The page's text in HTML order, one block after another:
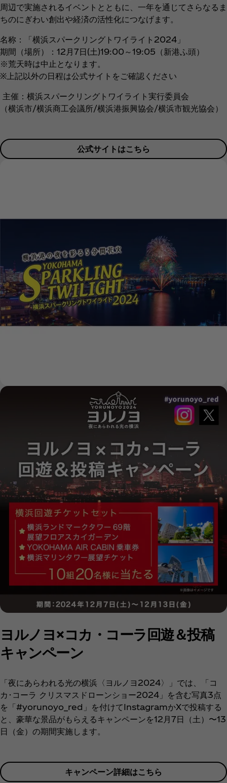
周辺で実施されるイベントとともに、一年を通じてさらなるま
ちのにぎわい創出や経済の活性化につなげます。
名称：「横浜スパークリングトワイライト2024」
期間（場所）：12月7日(土)19:00～19:05（新港ふ頭）
※荒天時は中止となります。
※上記以外の日程は公式サイトをご確認ください
主催：横浜スパークリングトワイライト実行委員会
（横浜市/横浜商工会議所/横浜港振興協会/横浜市観光協会）
公式サイトはこちら
ヨルノヨ×コカ・コーラ回遊＆投稿
キャンペーン
「夜にあらわれる光の横浜〈ヨルノヨ2024〉」では、「コ
カ･コーラ クリスマスドローンショー2024」を含む写真3点
を「#yorunoyo_red」を付けてInstagramかXで投稿する
と、豪華な景品がもらえるキャンペーンを12月7日（土）〜13
日（金）の期間実施します。
キャンペーン詳細はこちら